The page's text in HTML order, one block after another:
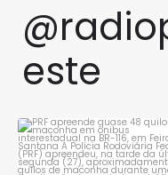
este
PRF apreende quase 48
de maconha em ônibus
1 0